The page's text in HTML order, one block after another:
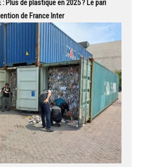
: Plus de plastique en 2025 ? Le pari
de France Inter